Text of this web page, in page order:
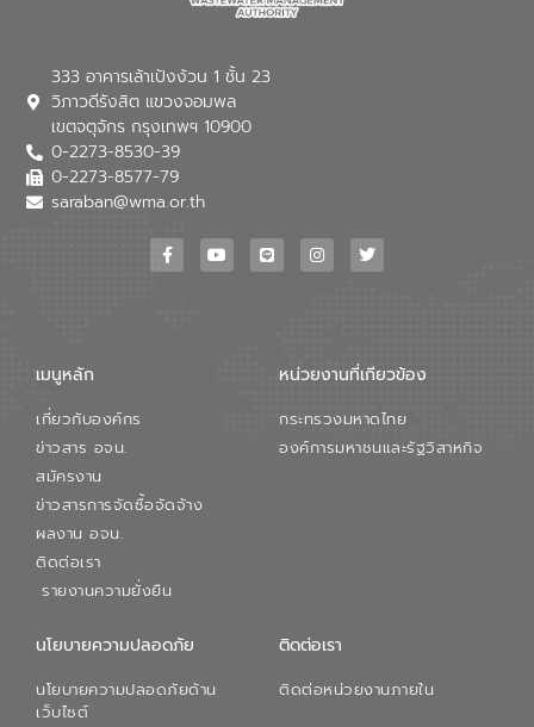
Reuse) และพัฒนารูปแบบการดำเนินงาน
ใช้น้ำที่พุ่งสูงขึ้นจากการขยายตัวของ
การองค์การจัดการน้ำเสีย กล่าวถึงภารกิจ
เพื่อสนับสนุนการพัฒนาเมืองอย่างยั่งยืน
ขณะที่ นายบดินทร์ อุดล กรรมการผู้อำนวย
สมดุลทางเศรษฐกิจและสิ่งแวดล้อมได้อย่าง
ภาคเอกชนในครั้งนี้ นับเป็นก้าวสำคัญของ
องค์การจัดการน้ำเสีย (อจน.) ในการร่วมวาง
333 อาคารเล้าเป้งง้วน 1 ชั้น 23
วิภาวดีรังสิต แขวงจอมพล
เขตจตุจักร กรุงเทพฯ 10900
0-2273-8530-39
0-2273-8577-79
saraban@wma.or.th
เมนูหลัก
เกี่ยวกับองค์กร
ข่าวสาร อจน.
สมัครงาน
ข่าวสารการจัดซื้อจัดจ้าง
ผลงาน อจน.
ติดต่อเรา
รายงานความยั่งยืน
หน่วยงานที่เกียวข้อง
กระทรวงมหาดไทย
องค์การมหาชนและรัฐวิสาหกิจ
นโยบายความปลอดภัย
นโยบายความปลอดภัยด้าน
เว็บไซต์
ติดต่อเรา
ติดต่อหน่วยงานภายใน